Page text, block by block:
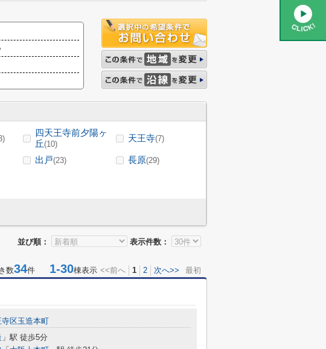
四天王寺前夕陽ヶ
丘(10)
天王寺(7)
出戸(23) 長原(29)
並び順： 表示件数：
数34件 1-30棟表示 <<前へ 1 2 次へ>> 最初
寺区玉造本町
」駅 徒歩5分